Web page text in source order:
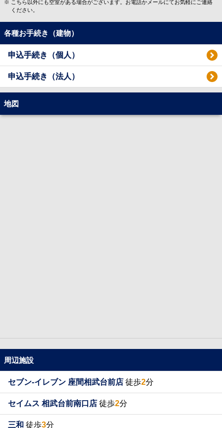
こちら以外にも空室がある場合がございます。お電話かメールにてお気軽にご連絡
ください。
各種お手続き（建物）
申込手続き（個人）
申込手続き（法人）
地図
周辺施設
セブン-イレブン 座間相武台前店 徒歩2分
セイムス 相武台前南口店 徒歩2分
三和 徒歩3分